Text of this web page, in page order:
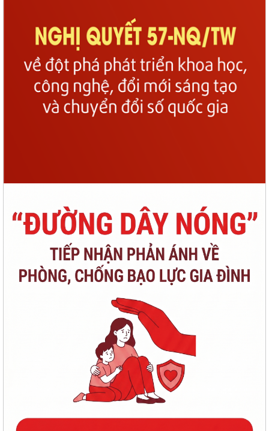
THÔNG BÁO: VỀ VIỆC KẾT THÚC NIÊM YẾT CÔNG KHAI KẾT QUẢ RÀ
CHÍ LINH LẤY MẪU XÉT NGHIỆM ADN 15 PHẦN MỘ LIỆT SĨ CHƯA XÁC
ĐỊNH ĐƯỢC DANH TÍNH
Thông báo về việc chăm sóc và phòng trừ sâu bệnh hại lúa vụ mùa
2026
BAN THƯỜNG VỤ ĐẢNG ỦY PHƯỜNG CHÍ LINH HỌP THƯỜNG KỲ
THÁNG 8, CHO Ý KIẾN NHIỀU NỘI DUNG QUAN TRỌNG
PHƯỜNG CHÍ LINH TRIỂN KHAI HIỆU QUẢ MÔ HÌNH "NGÀY THỨ NĂM
KHÔNG HẸN", NÂNG CAO CHẤT LƯỢNG PHỤC VỤ...
TỔ ĐẠI BIỂU SỐ 18 HĐND THÀNH PHỐ HẢI PHÒNG TIẾP XÚC CỬ TRI
TRƯỚC KỲ HỌP THƯỜNG LỆ GIỮA NĂM 2026
CHỨNG THƯ CHỮ KÝ SỐ CỦA BAN CƠ YẾU CHO 100%...